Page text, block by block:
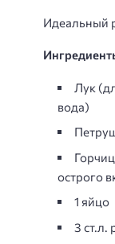
Идеальный
Лук
вода)
острого
1 яйцо
3 ст.л.